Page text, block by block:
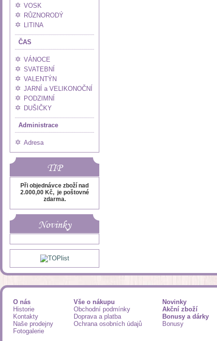
VOSK
RŮZNORODÝ
LITINA
ČAS
VÁNOCE
SVATEBNÍ
VALENTÝN
JARNÍ a VELIKONOČNÍ
PODZIMNÍ
DUŠIČKY
Administrace
Adresa
TIP
Při objednávce zboží nad
2.000,00 Kč, je poštovné
zdarma.
Novinky
O nás
Historie
Kontakty
Naše prodejny
Fotogalerie
Vše o nákupu
Obchodní podmínky
Doprava a platba
Ochrana osobních údajů
Novinky
Akční zboží
Bonusy a dárky
Bonusy